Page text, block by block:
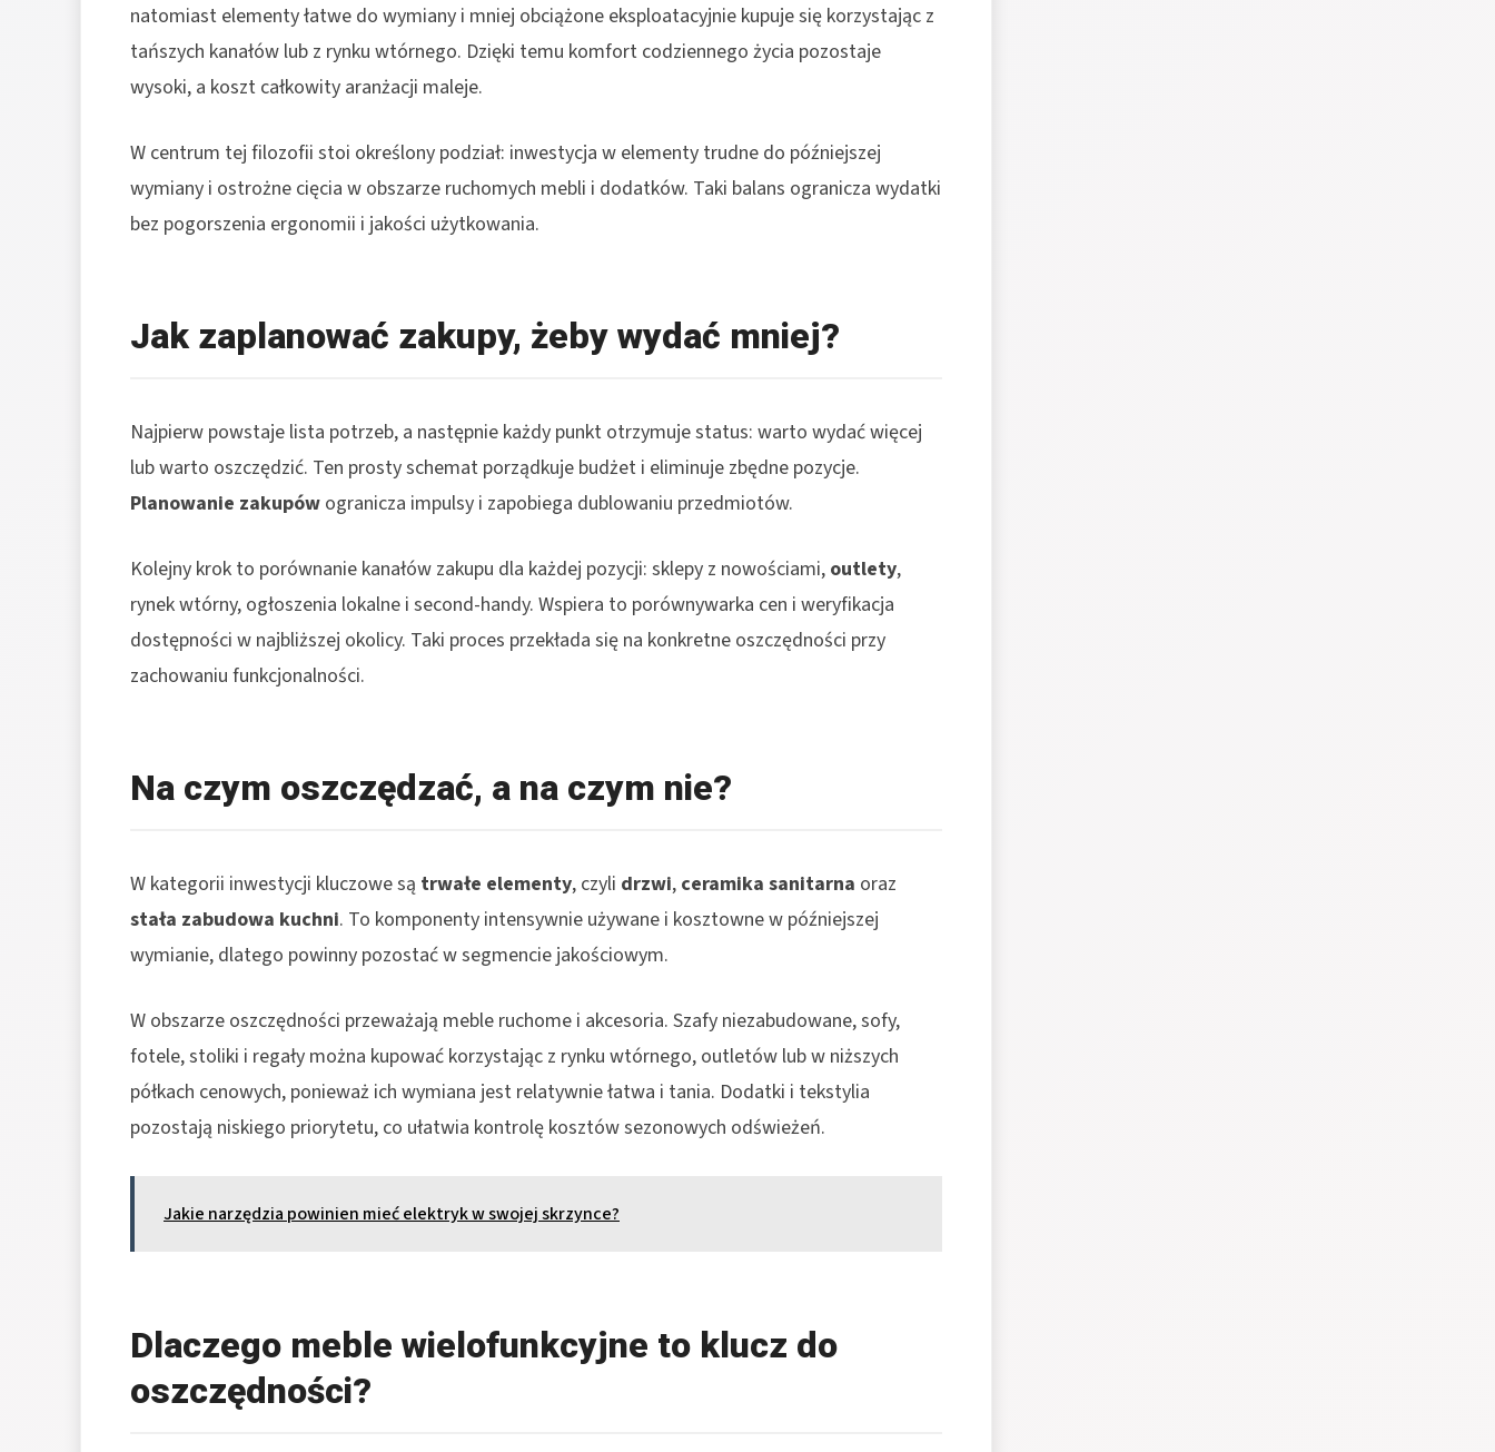
natomiast elementy łatwe do wymiany i mniej obciążone eksploatacyjnie kupuje się korzystając z
tańszych kanałów lub z rynku wtórnego. Dzięki temu komfort codziennego życia pozostaje
wysoki, a koszt całkowity aranżacji maleje.
W centrum tej filozofii stoi określony podział: inwestycja w elementy trudne do późniejszej
wymiany i ostrożne cięcia w obszarze ruchomych mebli i dodatków. Taki balans ogranicza wydatki
bez pogorszenia ergonomii i jakości użytkowania.
Jak zaplanować zakupy, żeby wydać mniej?
Najpierw powstaje lista potrzeb, a następnie każdy punkt otrzymuje status: warto wydać więcej
lub warto oszczędzić. Ten prosty schemat porządkuje budżet i eliminuje zbędne pozycje.
Planowanie zakupów ogranicza impulsy i zapobiega dublowaniu przedmiotów.
Kolejny krok to porównanie kanałów zakupu dla każdej pozycji: sklepy z nowościami, outlety,
rynek wtórny, ogłoszenia lokalne i second-handy. Wspiera to porównywarka cen i weryfikacja
dostępności w najbliższej okolicy. Taki proces przekłada się na konkretne oszczędności przy
zachowaniu funkcjonalności.
Na czym oszczędzać, a na czym nie?
W kategorii inwestycji kluczowe są trwałe elementy, czyli drzwi, ceramika sanitarna oraz
stała zabudowa kuchni. To komponenty intensywnie używane i kosztowne w późniejszej
wymianie, dlatego powinny pozostać w segmencie jakościowym.
W obszarze oszczędności przeważają meble ruchome i akcesoria. Szafy niezabudowane, sofy,
fotele, stoliki i regały można kupować korzystając z rynku wtórnego, outletów lub w niższych
półkach cenowych, ponieważ ich wymiana jest relatywnie łatwa i tania. Dodatki i tekstylia
pozostają niskiego priorytetu, co ułatwia kontrolę kosztów sezonowych odświeżeń.
Jakie narzędzia powinien mieć elektryk w swojej skrzynce?
Dlaczego meble wielofunkcyjne to klucz do
oszczędności?